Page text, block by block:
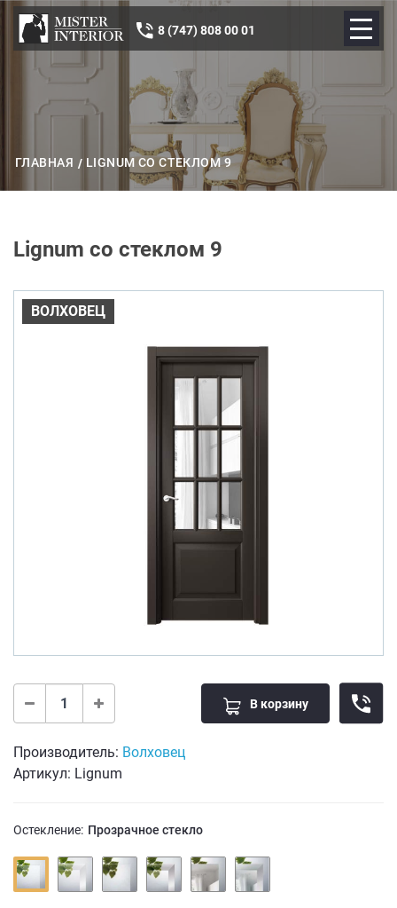
8 (747) 808 00 01
ГЛАВНАЯ LIGNUM СО СТЕКЛОМ 9
Lignum со стеклом 9
ВОЛХОВЕЦ
В корзину
Производитель: Волховец
Артикул: Lignum
Остекление: Прозрачное стекло